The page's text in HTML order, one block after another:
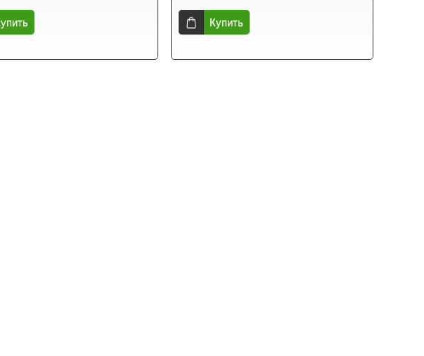
Купить